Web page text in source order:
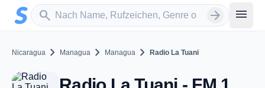
Zum Hauptinhalt springen
search
Sender suchen arrow_forward menu
Nicaragua chevron_right Managua chevron_right Managua chevron_right Radio La Tuani